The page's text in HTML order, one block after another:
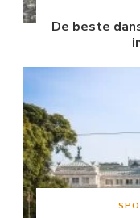
De beste